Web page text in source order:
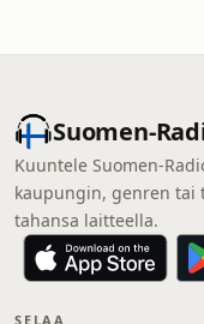
Suomen-
Kuuntele Suomen-
kaupungin, genren
tahansa laitteella.
SELAA